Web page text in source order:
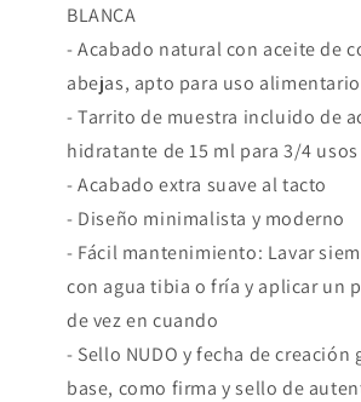
BLANCA
- Acabado natural con aceite de
abejas, apto para uso alimentario
- Tarrito de muestra incluido de
hidratante de 15 ml para 3/4 usos
- Acabado extra suave al tacto
- Diseño minimalista y moderno
- Fácil mantenimiento: Lavar
con agua tibia o fría y aplicar un
de vez en cuando
- Sello NUDO y fecha de creación
base, como firma y sello de